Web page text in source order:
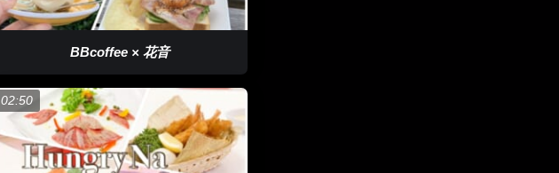
BBcoffee​ × 花音
02:50